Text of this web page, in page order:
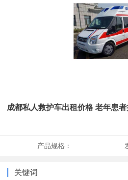
成都私人救护车出租价格 老年患
产品规格：
关键词